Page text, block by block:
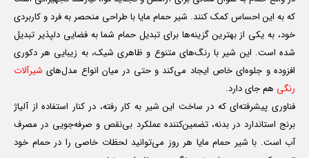
که به این احساس کمک کنند. شیر حمام مایا با طراحی منحصر به فرد و کاربردی
خود، به یکی از بهترین گزینه‌ها برای تبدیل حمام شما به فضایی دلپذیر تبدیل
شده است. این شیر با رنگ‌های متنوع و ظاهری شیک، به زیبایی هر دکوری
افزوده و جلوه‌ای خاص ایجاد می‌کند و حتی در میان انواع مدل‌های شیرآلات
رنگی هم جای دارد.
فناوری پیشرفته‌ای که در ساخت این شیر به کار رفته، در کنار استفاده از آلیاژ
برنج استاندارد در بدنه، تضمین‌کننده عملکرد بی‌نقص و صرفه‌جویی در مصرف
آب است. با شیر حمام مایا هر روز می‌توانید لحظات خاصی را در حمام خود